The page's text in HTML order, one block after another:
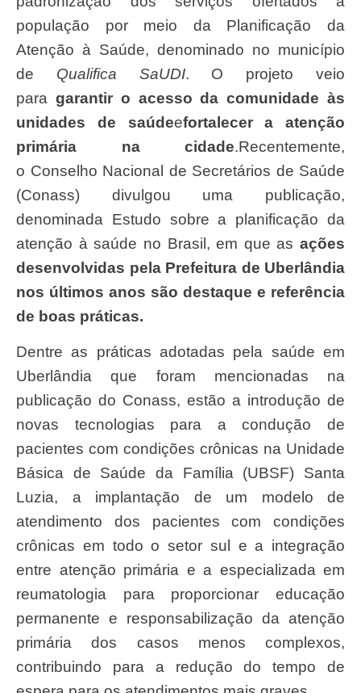
população por meio da Planificação da
Atenção à Saúde, denominado no município
de Qualifica SaUDI. O projeto veio
para garantir o acesso da comunidade às
unidades de saúdeefortalecer a atenção
primária na cidade.Recentemente,
o Conselho Nacional de Secretários de Saúde
(Conass) divulgou uma publicação,
denominada Estudo sobre a planificação da
atenção à saúde no Brasil, em que as ações
desenvolvidas pela Prefeitura de Uberlândia
nos últimos anos são destaque e referência
de boas práticas.
Dentre as práticas adotadas pela saúde em
Uberlândia que foram mencionadas na
publicação do Conass, estão a introdução de
novas tecnologias para a condução de
pacientes com condições crônicas na Unidade
Básica de Saúde da Família (UBSF) Santa
Luzia, a implantação de um modelo de
atendimento dos pacientes com condições
crônicas em todo o setor sul e a integração
entre atenção primária e a especializada em
reumatologia para proporcionar educação
permanente e responsabilização da atenção
primária dos casos menos complexos,
contribuindo para a redução do tempo de